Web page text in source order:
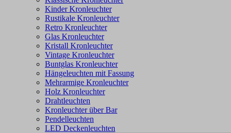
Kinder Kronleuchter
Rustikale Kronleuchter
Retro Kronleuchter
Glas Kronleuchter
Kristall Kronleuchter
Vintage Kronleuchter
Buntglas Kronleuchter
Hängeleuchten mit Fassung
Mehrarmige Kronleuchter
Holz Kronleuchter
Drahtleuchten
Kronleuchter über Bar
Pendelleuchten
LED Deckenleuchten